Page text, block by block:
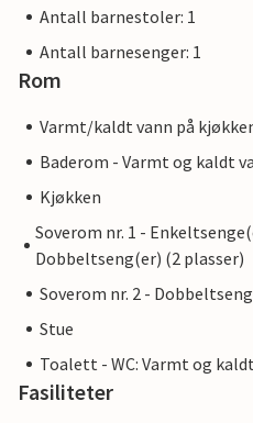
Antall barnestoler: 1
Antall barnesenger: 1
Rom
Varmt/kaldt vann på
Baderom - Varmt og kaldt
Kjøkken
Soverom nr. 1 -
Dobbeltseng(er) (2 plasser)
Soverom nr. 2 -
Stue
Toalett - WC: Varmt og
Fasiliteter